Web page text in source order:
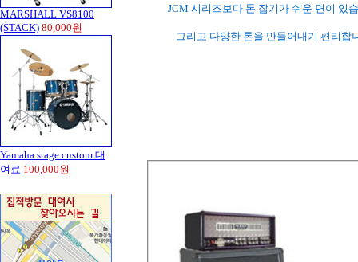
MARSHALL VS8100
(STACK) 80,000원
Yamaha stage custom 대
여료 100,000원
JCM 시리즈보다 톤 잡기가 쉬운 면이 있
그리고 다양한 톤을 만들어내기 편리합